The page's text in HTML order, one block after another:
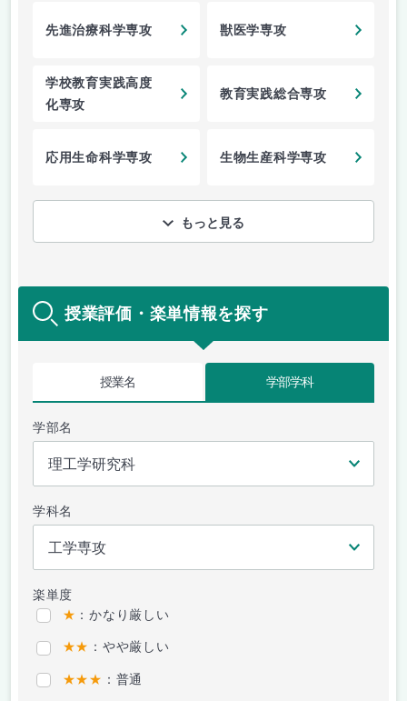
先進治療科学専攻 獣医学専攻
学校教育実践高度
化専攻
教育実践総合専攻
応用生命科学専攻 生物生産科学専攻
もっと見る
授業評価・楽単情報を探す
授業名 学部学科
学部名
学科名
楽単度
★ ：かなり厳しい
★★ ：やや厳しい
★★★ ：普通